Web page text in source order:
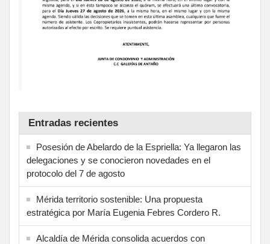
Entradas recientes
Posesión de Abelardo de la Espriella: Ya llegaron las
delegaciones y se conocieron novedades en el
protocolo del 7 de agosto
Mérida territorio sostenible: Una propuesta
estratégica por María Eugenia Febres Cordero R.
Alcaldía de Mérida consolida acuerdos con